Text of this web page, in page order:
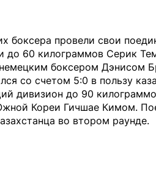
боксера провели свои
до 60 килограммов Серик
боксером Дэнисом
со счетом 5:0 в пользу
дивизион до 90
Кореи Гичшае Кимом.
во втором раунде.